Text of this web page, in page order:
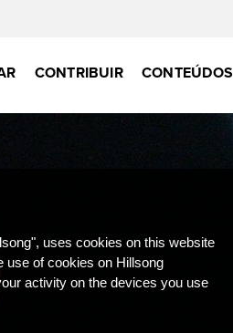
CONTRIBUIR CONTEÚDOS
uses cookies on this website
use of cookies on Hillsong
activity on the devices you use